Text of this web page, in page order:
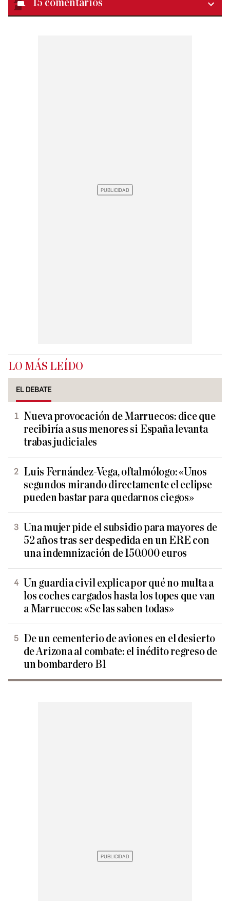
15 comentarios
LO MÁS LEÍDO
EL DEBATE
Nueva provocación de Marruecos: dice que
recibiría a sus menores si España levanta
trabas judiciales
Luis Fernández-Vega, oftalmólogo: «Unos
segundos mirando directamente el eclipse
pueden bastar para quedarnos ciegos»
Una mujer pide el subsidio para mayores de
52 años tras ser despedida en un ERE con
una indemnización de 150.000 euros
Un guardia civil explica por qué no multa a
los coches cargados hasta los topes que van
a Marruecos: «Se las saben todas»
De un cementerio de aviones en el desierto
de Arizona al combate: el inédito regreso de
un bombardero B1